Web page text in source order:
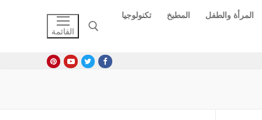
المرأة والطفل المطبخ
تكنولوجيا
القائمة